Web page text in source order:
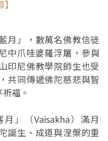
月」，數萬名佛教信徒
爪哇婆羅浮屠，參與
印尼佛教學院師生也受
共同傳遞佛陀慈悲與智
福。
」（Vaisakha）滿月
誕生、成道與涅槃的重